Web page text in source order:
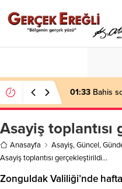
01:33 Bahis
Asayiş
Anasayfa Asayiş,Güncel,
Asayiş toplantısı gerçekleştirildi…
Zonguldak Valiliği’nde